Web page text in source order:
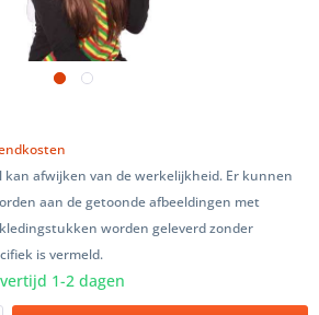
kan afwijken van de werkelijkheid. Er kunnen
aan de getoonde afbeeldingen met
worden geleverd zonder
is vermeld.
1-2 dagen